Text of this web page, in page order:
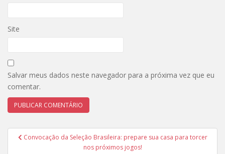
Site
Salvar meus dados neste navegador para a próxima vez que eu
comentar.
Navegação
Convocação da Seleção Brasileira: prepare sua casa para torcer
nos próximos jogos!